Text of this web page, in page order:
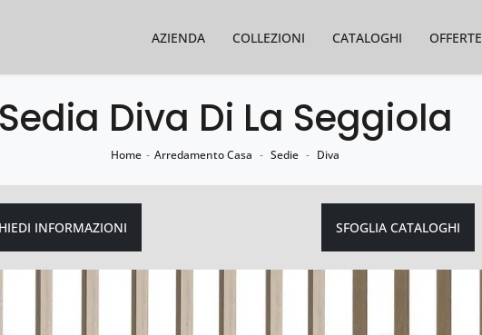
AZIENDA COLLEZIONI CATALOGHI OFFERTE
Sedia Diva Di La Seggiola
Home - Arredamento Casa - Sedie - Diva
INFORMAZIONI SFOGLIA CATALOGHI